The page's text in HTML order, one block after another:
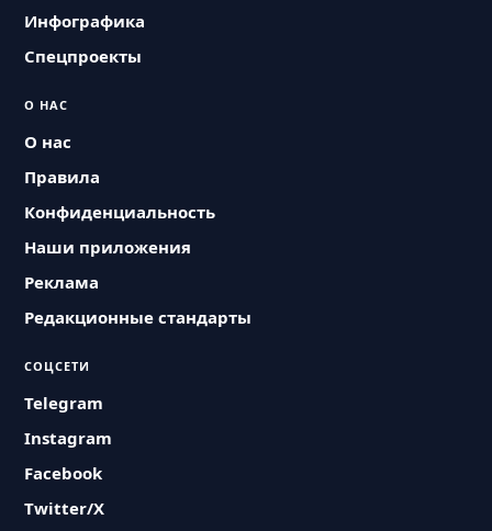
Инфографика
Спецпроекты
О НАС
О нас
Правила
Конфиденциальность
Наши приложения
Реклама
Редакционные стандарты
СОЦСЕТИ
Telegram
Instagram
Facebook
Twitter/X